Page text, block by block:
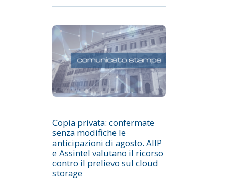
Copia privata: confermate
senza modifiche le
anticipazioni di agosto. AIIP
e Assintel valutano il ricorso
contro il prelievo sul cloud
storage